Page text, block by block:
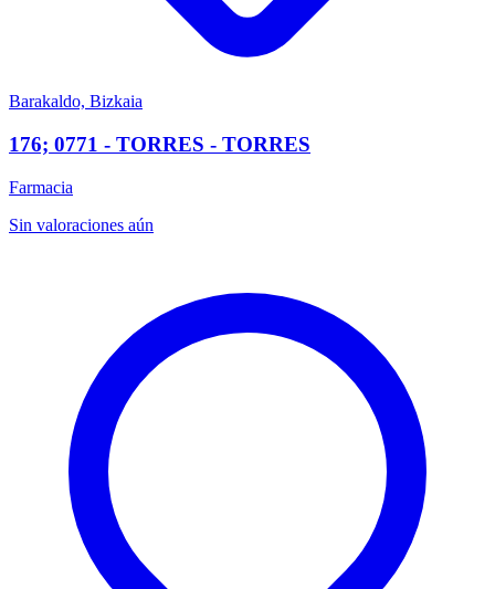
Barakaldo, Bizkaia
176; 0771 - TORRES - TORRES
Farmacia
Sin valoraciones aún